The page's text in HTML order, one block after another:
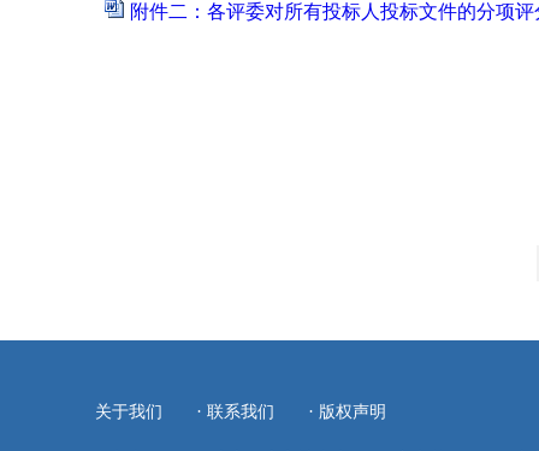
附件二：各评委对所有投标人投标文件的分项评
关于我们 · 联系我们 · 版权声明